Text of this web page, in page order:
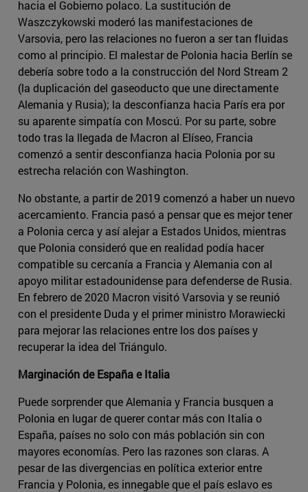
hacia el Gobierno polaco. La sustitución de
Waszczykowski moderó las manifestaciones de
Varsovia, pero las relaciones no fueron a ser tan fluidas
como al principio. El malestar de Polonia hacia Berlín se
debería sobre todo a la construcción del Nord Stream 2
(la duplicación del gaseoducto que une directamente
Alemania y Rusia); la desconfianza hacia París era por
su aparente simpatía con Moscú. Por su parte, sobre
todo tras la llegada de Macron al Elíseo, Francia
comenzó a sentir desconfianza hacia Polonia por su
estrecha relación con Washington.
No obstante, a partir de 2019 comenzó a haber un nuevo
acercamiento. Francia pasó a pensar que es mejor tener
a Polonia cerca y así alejar a Estados Unidos, mientras
que Polonia consideró que en realidad podía hacer
compatible su cercanía a Francia y Alemania con al
apoyo militar estadounidense para defenderse de Rusia.
En febrero de 2020 Macron visitó Varsovia y se reunió
con el presidente Duda y el primer ministro Morawiecki
para mejorar las relaciones entre los dos países y
recuperar la idea del Triángulo.
Marginación de España e Italia
Puede sorprender que Alemania y Francia busquen a
Polonia en lugar de querer contar más con Italia o
España, países no solo con más población sin con
mayores economías. Pero las razones son claras. A
pesar de las divergencias en política exterior entre
Francia y Polonia, es innegable que el país eslavo es